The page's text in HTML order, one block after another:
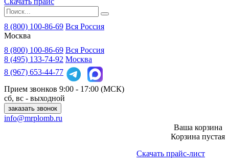
8 (800) 100-86-69 Вся Россия
Москва
8 (800) 100-86-69 Вся Россия
8 (495) 133-74-92 Москва
8 (967) 653-44-77
Прием звонков 9:00 - 17:00 (МСК)
сб, вс - выходной
заказать звонок
info@mrplomb.ru
Ваша корзина
Корзина пустая
Скачать прайс-лист